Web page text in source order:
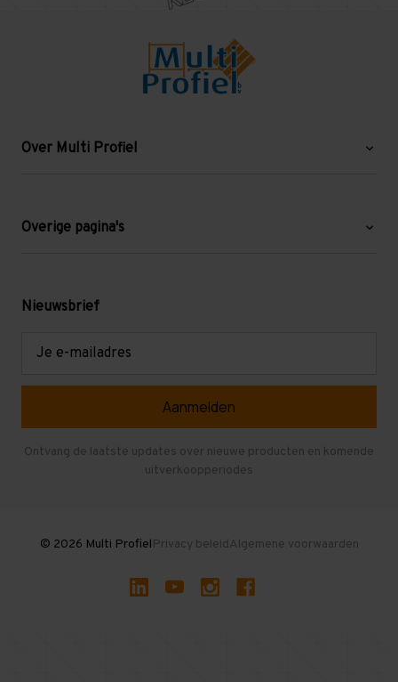
Over Multi Profiel
Blog
Levering en afhalen
Overige pagina's
Mezzanine
Gebruikte entresolvloeren
Nieuwsbrief
Ontvang de laatste updates over nieuwe producten en komende
uitverkoopperiodes
© 2026 Multi ProfielPrivacy beleidAlgemene voorwaarden